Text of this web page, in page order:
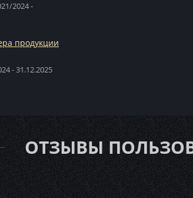
2024 -
продукции
- 31.12.2025
ОТЗЫВЫ